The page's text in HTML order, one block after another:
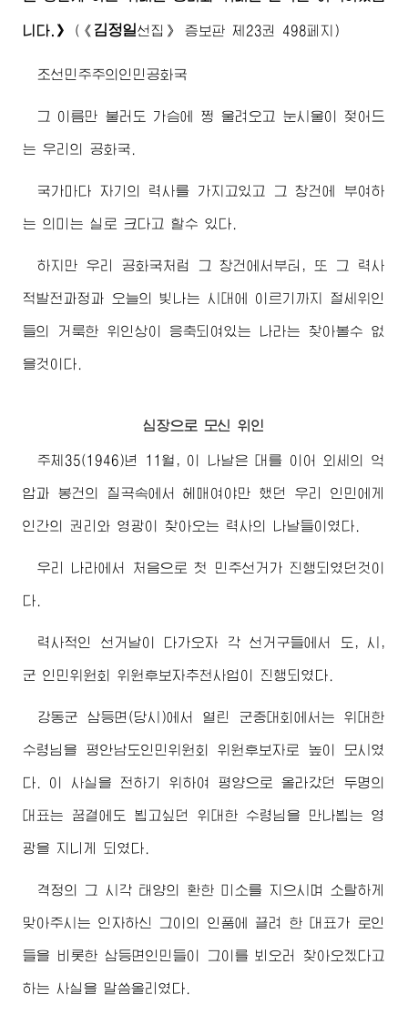
니다.》 ( 《 김정일선집》 증보판 제23권 498페지)
조선민주주의인민공화국
그 이름만 불러도 가슴에 쩡 울려오고 눈시울이 젖어드
는 우리의 공화국.
국가마다 자기의 력사를 가지고있고 그 창건에 부여하
는 의미는 실로 크다고 할수 있다.
하지만 우리 공화국처럼 그 창건에서부터, 또 그 력사
적발전과정과 오늘의 빛나는 시대에 이르기까지 절세위인
들의 거룩한 위인상이 응축되여있는 나라는 찾아볼수 없
을것이다.
심장으로 모신 위인
주체35(1946)년 11월, 이 나날은 대를 이어 외세의 억
압과 봉건의 질곡속에서 헤매여야만 했던 우리 인민에게
인간의 권리와 영광이 찾아오는 력사의 나날들이였다.
우리 나라에서 처음으로 첫 민주선거가 진행되였던것이
다.
력사적인 선거날이 다가오자 각 선거구들에서 도, 시,
군 인민위원회 위원후보자추천사업이 진행되였다.
강동군 삼등면(당시)에서 열린 군중대회에서는 위대한
수령님 을 평안남도인민위원회 위원후보자로 높이 모시였
다. 이 사실을 전하기 위하여 평양으로 올라갔던 두명의
대표는 꿈결에도 뵙고싶던 위대한 수령님을 만나뵙는 영
광을 지니게 되였다.
격정의 그 시각 태양의 환한 미소를 지으시며 소탈하게
맞아주시는 인자하신 그이의 인품에 끌려 한 대표가 로인
들을 비롯한 삼등면인민들이 그이를 뵈오러 찾아오겠다고
하는 사실을 말씀올리였다.